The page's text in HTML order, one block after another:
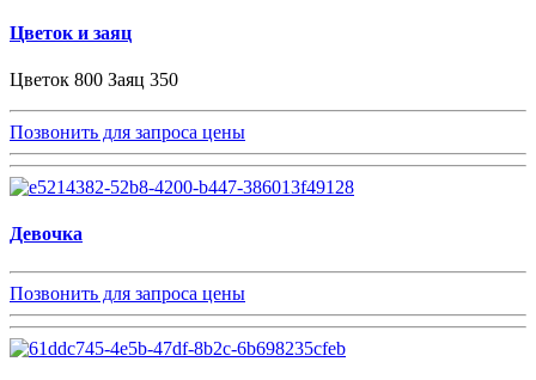
Цветок и заяц
Цветок 800 Заяц 350
Позвонить для запроса цены
Девочка
Позвонить для запроса цены